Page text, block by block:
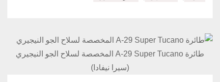
طائرة A-29 Super Tucano المخصصة لسلاح الجو النيجيري
(سيرا نيفادا)